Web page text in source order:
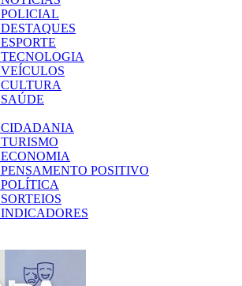
POLICIAL
DESTAQUES
ESPORTE
TECNOLOGIA
VEÍCULOS
CULTURA
SAÚDE
CIDADANIA
TURISMO
ECONOMIA
PENSAMENTO POSITIVO
POLÍTICA
SORTEIOS
INDICADORES